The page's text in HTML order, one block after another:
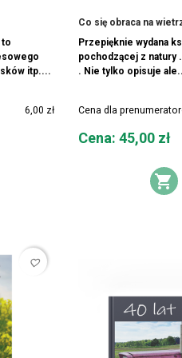
to
itp....
6,00 zł
KOSZYKA
DO LISTY
Co się obraca na
Przepięknie wydana
pochodzącej z natury
. Nie tylko opisuje
Cena dla
Cena
Cena: 45,00 zł
favorite_border